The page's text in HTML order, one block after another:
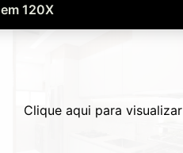
120X
Clique aqui para visualizar